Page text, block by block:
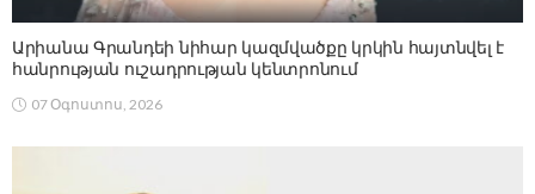
Արիանա Գրանդեի նիհար կազմվածքը կրկին հայտնվել է
հանրության ուշադրության կենտրոնում
07 Օգոստոս, 2026